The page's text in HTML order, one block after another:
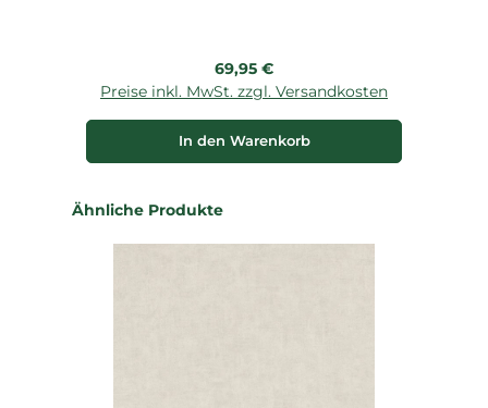
Regulärer Preis:
69,95 €
Preise inkl. MwSt. zzgl. Versandkosten
In den Warenkorb
Produktgalerie überspringen
Ähnliche Produkte